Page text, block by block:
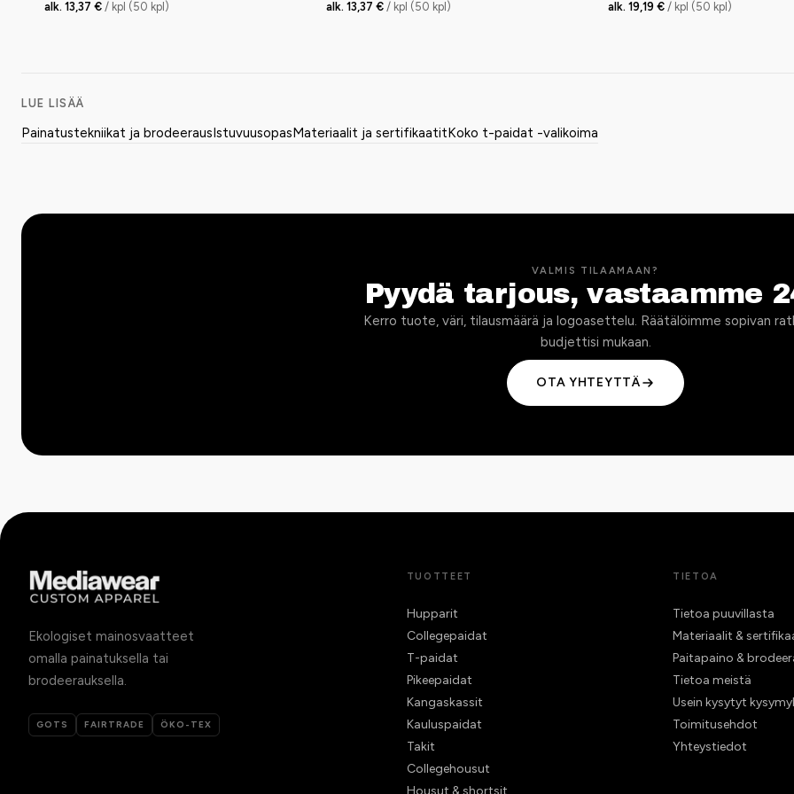
alk. 13,37 € / kpl (50 kpl) alk. 13,37 € / kpl (50 kpl) alk. 19,19 € / kpl (50 kpl)
LUE LISÄÄ
Painatustekniikat ja brodeerausIstuvuusopasMateriaalit ja sertifikaatitKoko t-paidat -valikoima
VALMIS TILAAMAAN?
Pyydä tarjous, vastaamme
Kerro tuote, väri, tilausmäärä ja logoasettelu. Räätälöimme sopivan
budjettisi mukaan.
OTA YHTEYTTÄ
Ekologiset mainosvaatteet
omalla painatuksella tai
brodeerauksella.
GOTS FAIRTRADE ÖKO-TEX
TUOTTEET
Hupparit
Collegepaidat
T-paidat
Pikeepaidat
Kangaskassit
Kauluspaidat
Takit
Collegehousut
Housut & shortsit
TIETOA
Tietoa puuvillasta
Materiaalit &
Paitapaino &
Tietoa meistä
Usein kysytyt
Toimitusehdot
Yhteystiedot